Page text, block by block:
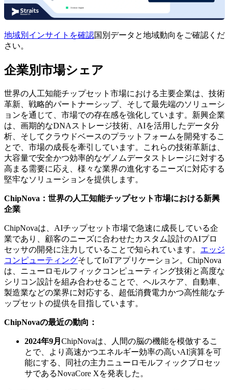
地域別インサイトを確認国別データと地域動向をご確認くだ
さい。
企業別市場シェア
世界の人工知能チップセット市場における主要企業は、技術
革新、戦略的パートナーシップ、そして最先端のソリューシ
ョンを通じて、市場での存在感を強化しています。新興企業
は、画期的なDNAストレージ技術、AIを活用したデータ分
析、そしてクラウドベースのプラットフォームを開発するこ
とで、市場の成長を牽引しています。これらの技術革新は、
大容量で安全かつ効率的なゲノムデータストレージに対する
高まる需要に応え、様々な業界の進化するニーズに対応する
堅牢なソリューションを提供します。
ChipNova：世界の人工知能チップセット市場における新興
企業
ChipNovaは、AIチップセット市場で急速に成長している企
業であり、顧客のニーズに合わせたカスタム設計のAIプロ
セッサの開発に注力していることで知られています。 エッジ
コンピューティングそしてIoTアプリケーション。ChipNova
は、ニューロモルフィックコンピューティング技術と高度な
シリコン設計を組み合わせることで、ヘルスケア、自動車、
製造業などの業界に対応する、超低消費電力かつ高性能なチ
ップセットの提供を目指しています。
ChipNovaの最近の動向：
2024年9月 ChipNovaは、人間の脳の機能を模倣するこ
とで、より高速かつエネルギー効率の高いAI演算を可
能にする、同社の主力ニューロモルフィックプロセッ
サであるNovaCore Xを発表した。